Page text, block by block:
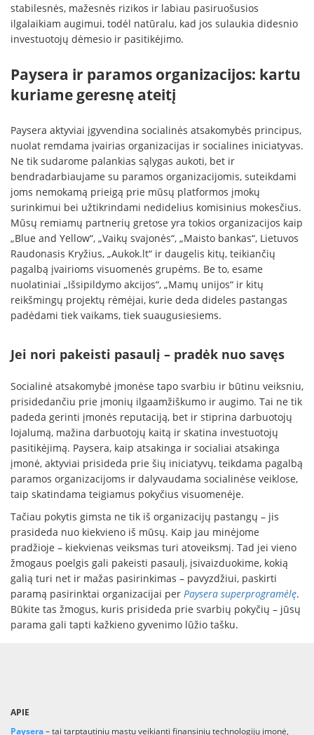
stabilesnės, mažesnės rizikos ir labiau pasiruošusios
ilgalaikiam augimui, todėl natūralu, kad jos sulaukia didesnio
investuotojų dėmesio ir pasitikėjimo.
Paysera ir paramos organizacijos: kartu
kuriame geresnę ateitį
Paysera aktyviai įgyvendina socialinės atsakomybės principus,
nuolat remdama įvairias organizacijas ir socialines iniciatyvas.
Ne tik sudarome palankias sąlygas aukoti, bet ir
bendradarbiaujame su paramos organizacijomis, suteikdami
joms nemokamą prieigą prie mūsų platformos įmokų
surinkimui bei užtikrindami nedidelius komisinius mokesčius.
Mūsų remiamų partnerių gretose yra tokios organizacijos kaip
„Blue and Yellow“, „Vaikų svajonės“, „Maisto bankas“, Lietuvos
Raudonasis Kryžius, „Aukok.lt“ ir daugelis kitų, teikiančių
pagalbą įvairioms visuomenės grupėms. Be to, esame
nuolatiniai „Išsipildymo akcijos“, „Mamų unijos“ ir kitų
reikšmingų projektų rėmėjai, kurie deda dideles pastangas
padėdami tiek vaikams, tiek suaugusiesiems.
Jei nori pakeisti pasaulį – pradėk nuo savęs
Socialinė atsakomybė įmonėse tapo svarbiu ir būtinu veiksniu,
prisidedančiu prie įmonių ilgaamžiškumo ir augimo. Tai ne tik
padeda gerinti įmonės reputaciją, bet ir stiprina darbuotojų
lojalumą, mažina darbuotojų kaitą ir skatina investuotojų
pasitikėjimą. Paysera, kaip atsakinga ir socialiai atsakinga
įmonė, aktyviai prisideda prie šių iniciatyvų, teikdama pagalbą
paramos organizacijoms ir dalyvaudama socialinėse veiklose,
taip skatindama teigiamus pokyčius visuomenėje.
Tačiau pokytis gimsta ne tik iš organizacijų pastangų – jis
prasideda nuo kiekvieno iš mūsų. Kaip jau minėjome
pradžioje – kiekvienas veiksmas turi atoveiksmį. Tad jei vieno
žmogaus poelgis gali pakeisti pasaulį, įsivaizduokime, kokią
galią turi net ir mažas pasirinkimas – pavyzdžiui, paskirti
paramą pasirinktai organizacijai per Paysera superprogramėlę.
Būkite tas žmogus, kuris prisideda prie svarbių pokyčių – jūsų
parama gali tapti kažkieno gyvenimo lūžio tašku.
APIE
Paysera– tai tarptautiniu mastu veikianti finansinių technologijų įmonė,